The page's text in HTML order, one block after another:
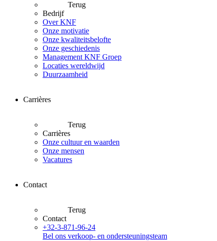
Terug
Bedrijf
Over KNF
Onze motivatie
Onze kwaliteitsbelofte
Onze geschiedenis
Management KNF Groep
Locaties wereldwijd
Duurzaamheid
Carrières
Terug
Carrières
Onze cultuur en waarden
Onze mensen
Vacatures
Contact
Terug
Contact
+32-3-871-96-24
Bel ons verkoop- en ondersteuningsteam